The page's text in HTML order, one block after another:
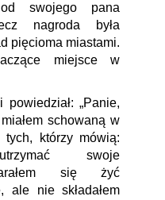
swojego pana
nagroda była
pięcioma miastami.
miejsce w
powiedział: „Panie,
schowaną w
tych, którzy mówią:
swoje
się żyć
ale nie składałem